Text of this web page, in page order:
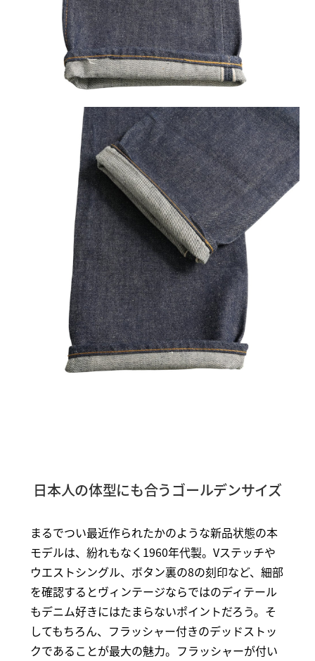
日本人の体型にも合うゴールデンサイズ
まるでつい最近作られたかのような新品状態の本
モデルは、紛れもなく1960年代製。Vステッチや
ウエストシングル、ボタン裏の8の刻印など、細部
を確認するとヴィンテージならではのディテール
もデニム好きにはたまらないポイントだろう。そ
してもちろん、フラッシャー付きのデッドストッ
クであることが最大の魅力。フラッシャーが付い